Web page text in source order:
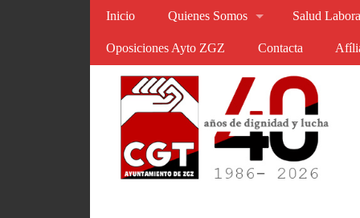
Inicio Quienes Somos Salud
Oposiciones Ayto ZGZ Contacta